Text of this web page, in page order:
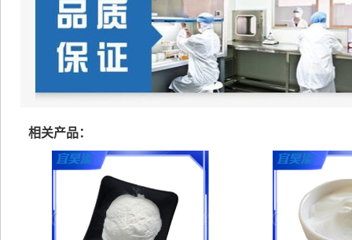
相关产品：